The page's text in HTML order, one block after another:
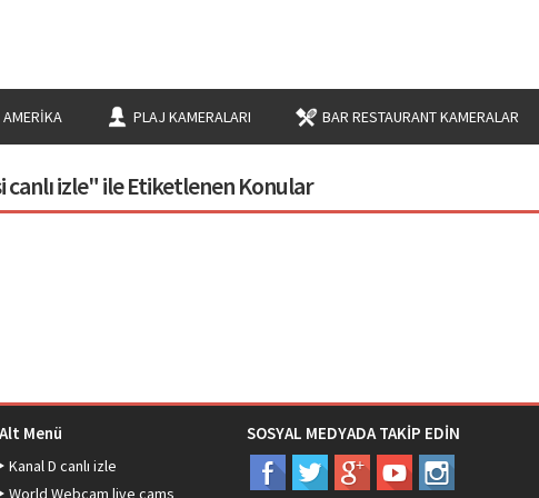
AMERIKA PLAJ KAMERALARI BAR RESTAURANT KAMERALAR
izle" ile Etiketlenen Konular
Alt Menü
Kanal D canlı izle
World Webcam live cams
SOSYAL MEDYADA TAKİP EDİN